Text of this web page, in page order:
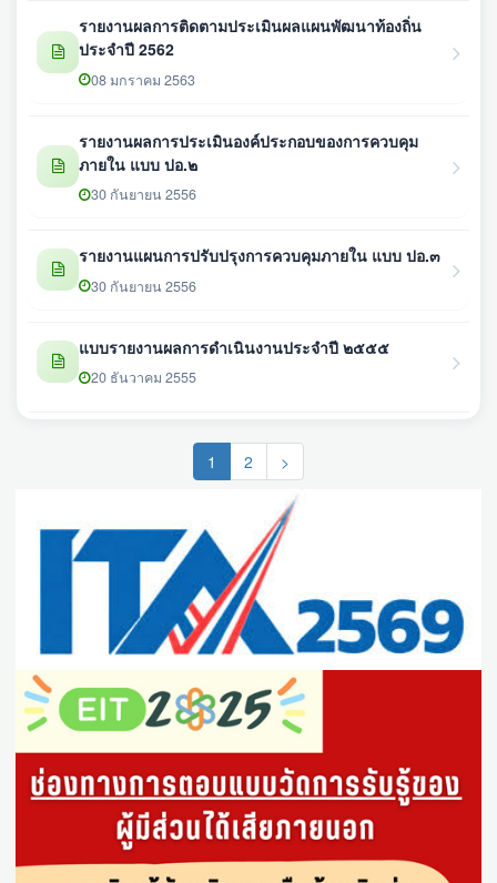
รายงานผลการติดตามประเมินผลแผนพัฒนาท้องถิ่น
ประจำปี 2562
08 มกราคม 2563
รายงานผลการประเมินองค์ประกอบของการควบคุม
ภายใน แบบ ปอ.๒
30 กันยายน 2556
รายงานแผนการปรับปรุงการควบคุมภายใน แบบ ปอ.๓
30 กันยายน 2556
แบบรายงานผลการดำเนินงานประจำปี ๒๕๕๕
20 ธันวาคม 2555
1 (current)
2 >